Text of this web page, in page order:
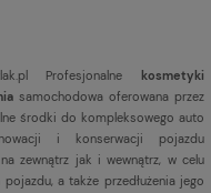
Profesjonalne
kosmetyki
samochodowa oferowana przez
środki do kompleksowego auto
i konserwacji pojazdu
zewnątrz jak i wewnątrz, w celu
a także przedłużenia jego